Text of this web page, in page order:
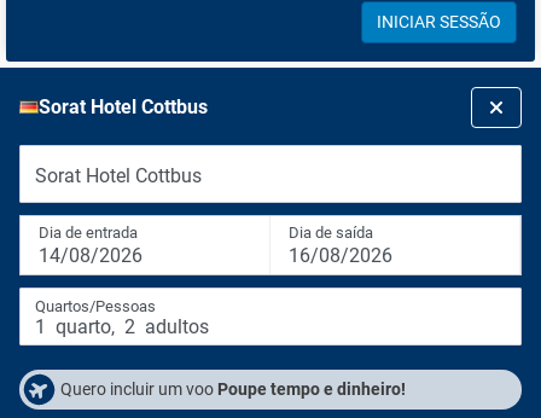
INICIAR SESSÃO
Sorat Hotel Cottbus
Sorat Hotel Cottbus
Dia de entrada
14/08/2026
Dia de saída
16/08/2026
Quartos/Pessoas
1 quarto, 2 adultos
Quero incluir um voo Poupe tempo e dinheiro!